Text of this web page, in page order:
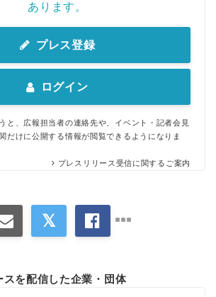
あります。
プレス登録
ログイン
と、広報担当者の連絡先や、イベント・記者会見
だけに公開する情報が閲覧できるようになりま
プレスリリース受信に関するご案内
スを配信した企業・団体